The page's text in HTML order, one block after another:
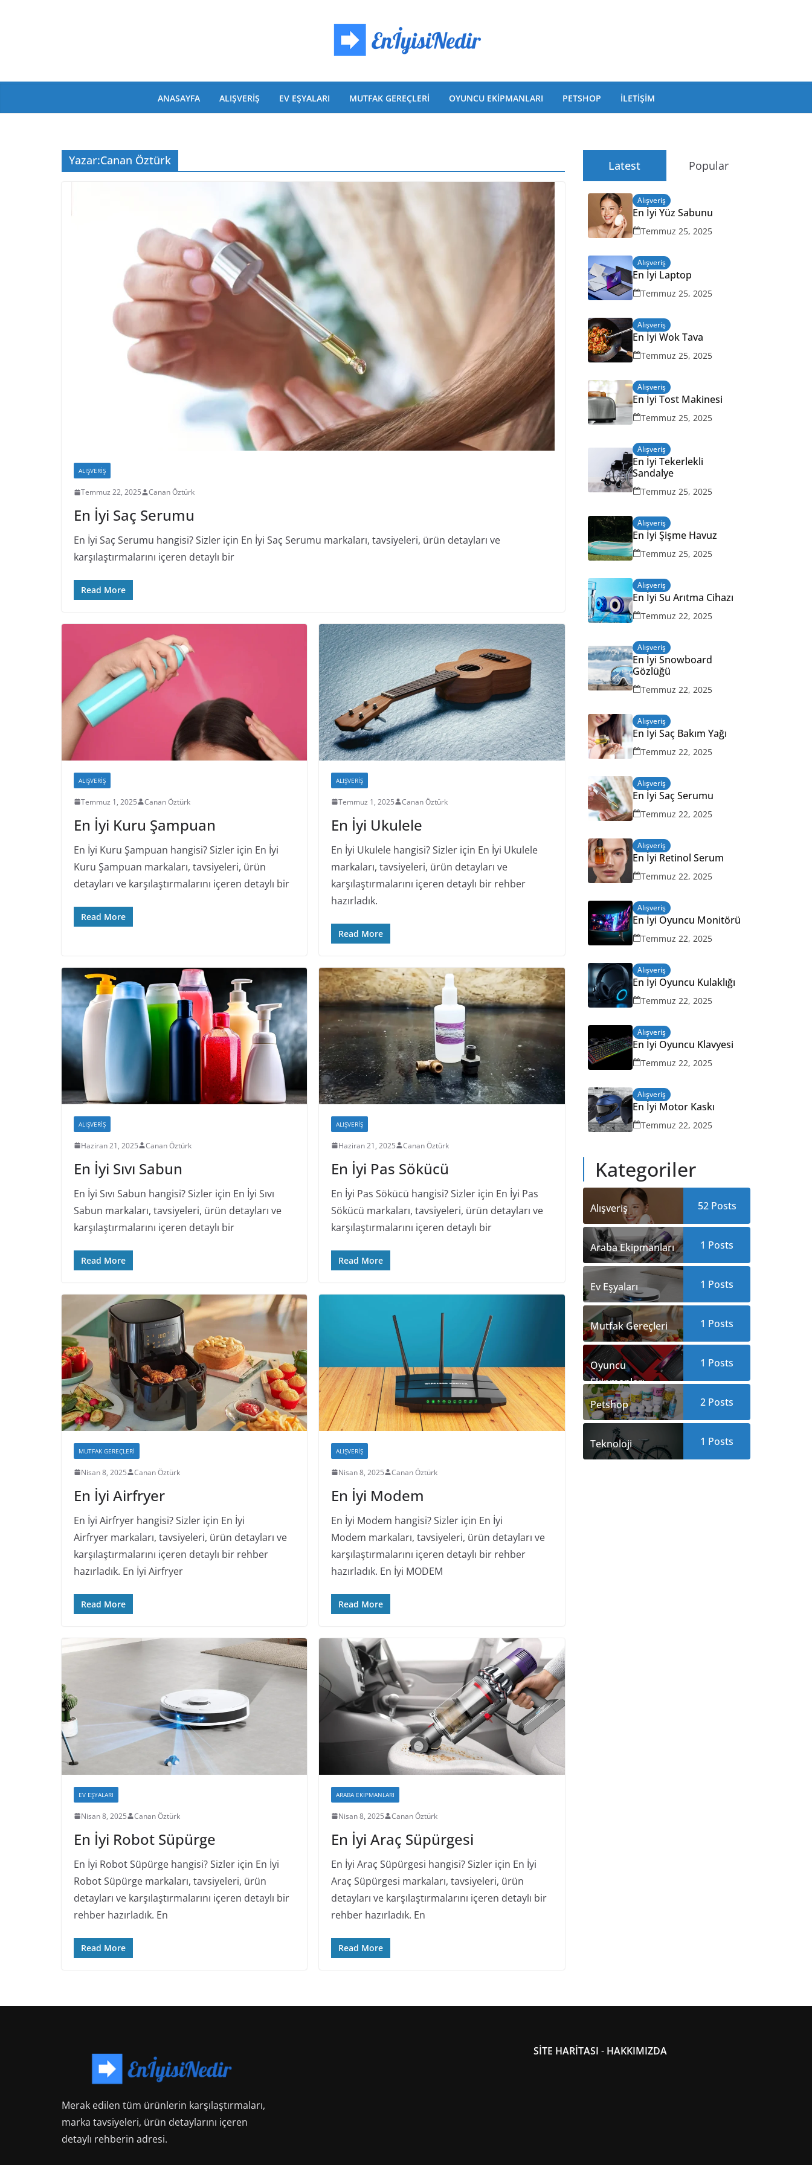
ANASAYFA ALIŞVERIŞ EV EŞYALARI MUTFAK GEREÇLERI OYUNCU EKIPMANLARI PETSHOP İLETIŞIM
Yazar:Canan Öztürk
ALIŞVERIŞ
Temmuz 22, 2025 Canan Öztürk
En İyi Saç Serumu
En İyi Saç Serumu hangisi? Sizler için En İyi Saç Serumu markaları, tavsiyeleri, ürün detayları ve
karşılaştırmalarını içeren detaylı bir
Read More
ALIŞVERIŞ
Temmuz 1, 2025 Canan Öztürk
En İyi Kuru Şampuan
En İyi Kuru Şampuan hangisi? Sizler için En İyi
Kuru Şampuan markaları, tavsiyeleri, ürün
detayları ve karşılaştırmalarını içeren detaylı bir
Read More
ALIŞVERIŞ
Temmuz 1, 2025 Canan Öztürk
En İyi Ukulele
En İyi Ukulele hangisi? Sizler için En İyi Ukulele
markaları, tavsiyeleri, ürün detayları ve
karşılaştırmalarını içeren detaylı bir rehber
hazırladık.
Read More
ALIŞVERIŞ
Haziran 21, 2025 Canan Öztürk
En İyi Sıvı Sabun
En İyi Sıvı Sabun hangisi? Sizler için En İyi Sıvı
Sabun markaları, tavsiyeleri, ürün detayları ve
karşılaştırmalarını içeren detaylı bir
Read More
ALIŞVERIŞ
Haziran 21, 2025 Canan Öztürk
En İyi Pas Sökücü
En İyi Pas Sökücü hangisi? Sizler için En İyi Pas
Sökücü markaları, tavsiyeleri, ürün detayları ve
karşılaştırmalarını içeren detaylı bir
Read More
MUTFAK GEREÇLERI
Nisan 8, 2025 Canan Öztürk
En İyi Airfryer
En İyi Airfryer hangisi? Sizler için En İyi
Airfryer markaları, tavsiyeleri, ürün detayları ve
karşılaştırmalarını içeren detaylı bir rehber
hazırladık. En İyi Airfryer
Read More
ALIŞVERIŞ
Nisan 8, 2025 Canan Öztürk
En İyi Modem
En İyi Modem hangisi? Sizler için En İyi
Modem markaları, tavsiyeleri, ürün detayları ve
karşılaştırmalarını içeren detaylı bir rehber
hazırladık. En İyi MODEM
Read More
EV EŞYALARI
Nisan 8, 2025 Canan Öztürk
En İyi Robot Süpürge
En İyi Robot Süpürge hangisi? Sizler için En İyi
Robot Süpürge markaları, tavsiyeleri, ürün
detayları ve karşılaştırmalarını içeren detaylı bir
rehber hazırladık. En
Read More
ARABA EKIPMANLARI
Nisan 8, 2025 Canan Öztürk
En İyi Araç Süpürgesi
En İyi Araç Süpürgesi hangisi? Sizler için En İyi
Araç Süpürgesi markaları, tavsiyeleri, ürün
detayları ve karşılaştırmalarını içeren detaylı bir
rehber hazırladık. En
Read More
Latest Popular
Alışveriş
En İyi Yüz Sabunu
Temmuz 25, 2025
Alışveriş
En İyi Laptop
Temmuz 25, 2025
Alışveriş
En İyi Wok Tava
Temmuz 25, 2025
Alışveriş
En İyi Tost Makinesi
Temmuz 25, 2025
Alışveriş
En İyi Tekerlekli
Sandalye
Temmuz 25, 2025
Alışveriş
En İyi Şişme Havuz
Temmuz 25, 2025
Alışveriş
En İyi Su Arıtma Cihazı
Temmuz 22, 2025
Alışveriş
En İyi Snowboard
Gözlüğü
Temmuz 22, 2025
Alışveriş
En İyi Saç Bakım Yağı
Temmuz 22, 2025
Alışveriş
En İyi Saç Serumu
Temmuz 22, 2025
Alışveriş
En İyi Retinol Serum
Temmuz 22, 2025
Alışveriş
En İyi Oyuncu Monitörü
Temmuz 22, 2025
Alışveriş
En İyi Oyuncu Kulaklığı
Temmuz 22, 2025
Alışveriş
En İyi Oyuncu Klavyesi
Temmuz 22, 2025
Alışveriş
En İyi Motor Kaskı
Temmuz 22, 2025
Kategoriler
Alışveriş 52 Posts
Araba Ekipmanları 1 Posts
Ev Eşyaları 1 Posts
Mutfak Gereçleri 1 Posts
Oyuncu
Ekipmanları
1 Posts
Petshop 2 Posts
Teknoloji 1 Posts
Merak edilen tüm ürünlerin karşılaştırmaları,
marka tavsiyeleri, ürün detaylarını içeren
detaylı rehberin adresi.
SİTE HARİTASI - HAKKIMIZDA